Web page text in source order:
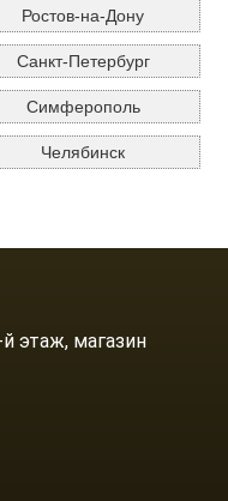
Ростов-на-Дону
Санкт-Петербург
Симферополь
Челябинск
этаж, магазин